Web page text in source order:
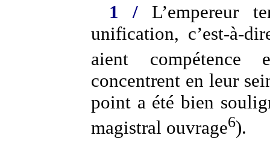
1 / L’empereur
unification, c’est-à-
aient compétence
concentrent en leur
point a été bien
magistral ouvrage6).